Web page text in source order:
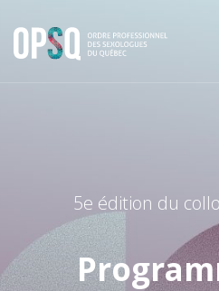
5e édition du